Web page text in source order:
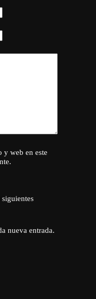
y web en este
nueva entrada.